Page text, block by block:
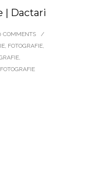
| Dactari
COMMENTS
/
FOTOGRAFIE